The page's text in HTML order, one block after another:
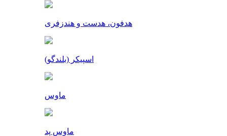
هدفون، هدست و هندزفری
اسپیکر (بلندگو)
ماوس
ماوس پد